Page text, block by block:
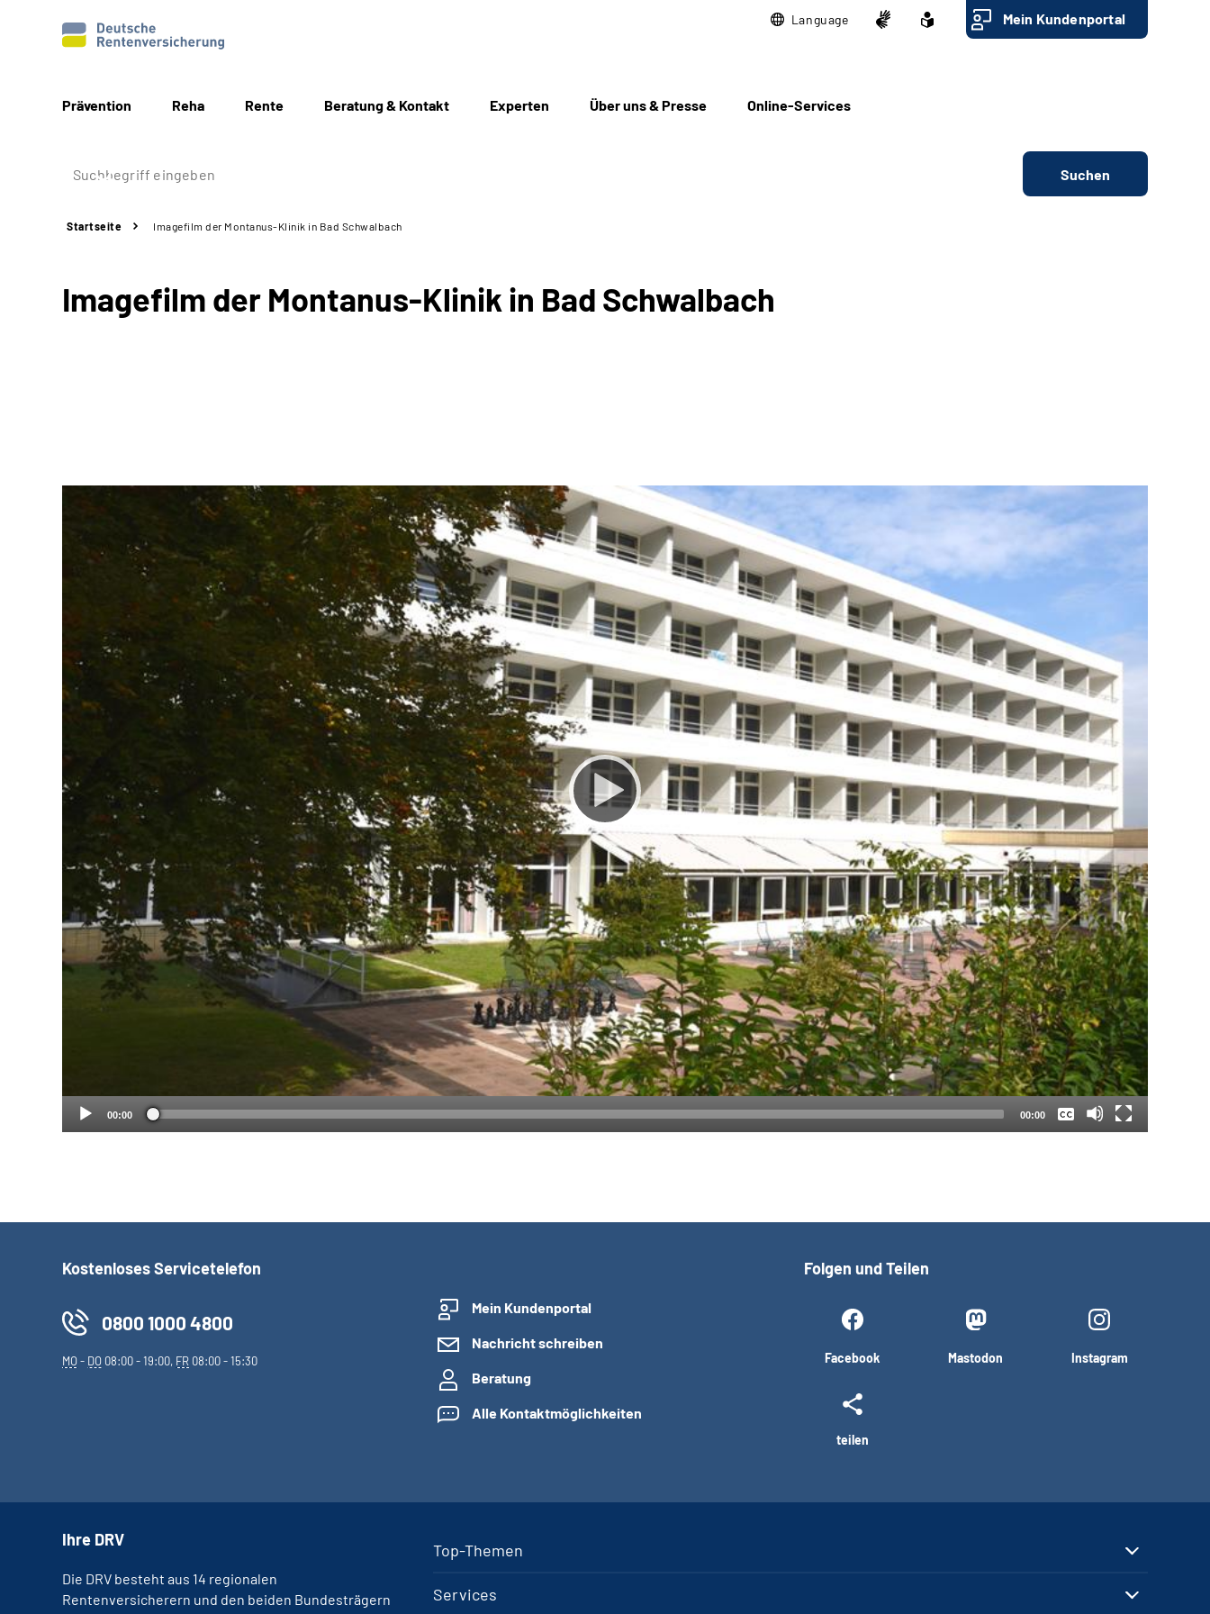
Language Mein Kundenportal
Prävention Reha Rente Beratung & Kontakt Experten Über uns & Presse Online-Services
Suchen
Startseite Imagefilm der Montanus-Klinik in Bad Schwalbach
Imagefilm der Montanus-Klinik in Bad Schwalbach
00:00 00:00
Keine
Deutsch
Kostenloses Servicetelefon
0800 1000 4800
MO- DO 08:00 - 19:00, FR 08:00 - 15:30
Mein Kundenportal
Nachricht schreiben
Beratung
Alle Kontaktmöglichkeiten
Folgen und Teilen
Facebook Mastodon Instagram
teilen
Top-Themen
Services
Ihre DRV
Die DRV besteht aus 14 regionalen
Rentenversicherern und den beiden Bundesträgern